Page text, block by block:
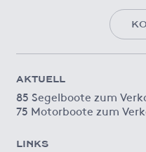
AKTUELL
85 Segelboote zum
75 Motorboote zum
LINKS